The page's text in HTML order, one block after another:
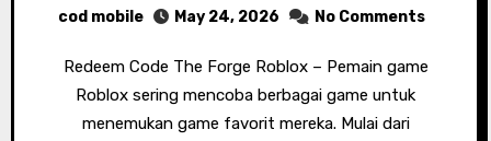
cod mobile May 24, 2026 No Comments
Redeem Code The Forge Roblox – Pemain game
Roblox sering mencoba berbagai game untuk
menemukan game favorit mereka. Mulai dari